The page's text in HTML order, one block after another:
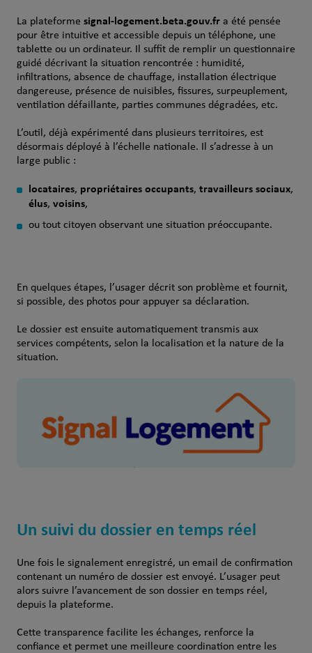
La plateforme signal-logement.beta.gouv.fra été pensée
pour être intuitive et accessible depuis un téléphone, une
tablette ou un ordinateur. Il suffit de remplir un questionnaire
guidé décrivant la situation rencontrée : humidité,
infiltrations, absence de chauffage, installation électrique
dangereuse, présence de nuisibles, fissures, surpeuplement,
ventilation défaillante, parties communes dégradées, etc.
L’outil, déjà expérimenté dans plusieurs territoires, est
désormais déployé à l’échelle nationale. Il s’adresse à un
large public :
locataires, propriétaires occupants, travailleurs sociaux,
élus, voisins,
ou tout citoyen observant une situation préoccupante.
En quelques étapes, l’usager décrit son problème et fournit,
si possible, des photos pour appuyer sa déclaration.
Le dossier est ensuite automatiquement transmis aux
services compétents, selon la localisation et la nature de la
situation.
Un suivi du dossier en temps réel
Une fois le signalement enregistré, un email de confirmation
contenant un numéro de dossier est envoyé. L’usager peut
alors suivre l’avancement de son dossier en temps réel,
depuis la plateforme.
Cette transparence facilite les échanges, renforce la
confiance et permet une meilleure coordination entre les